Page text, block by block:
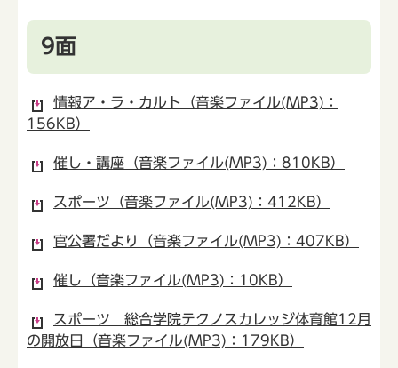
9面
情報ア・ラ・カルト（音楽ファイル(MP3)：
156KB）
催し・講座（音楽ファイル(MP3)：810KB）
スポーツ（音楽ファイル(MP3)：412KB）
官公署だより（音楽ファイル(MP3)：407KB）
催し（音楽ファイル(MP3)：10KB）
スポーツ 総合学院テクノスカレッジ体育館12月
の開放日（音楽ファイル(MP3)：179KB）